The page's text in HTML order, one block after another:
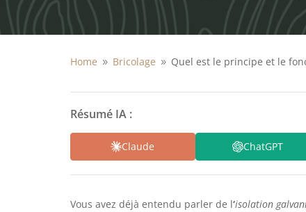
Home 9 Bricolage 9 Quel est le principe et le
Résumé IA :
Claude ChatGPT
Vous avez déjà entendu parler de l‘isolation